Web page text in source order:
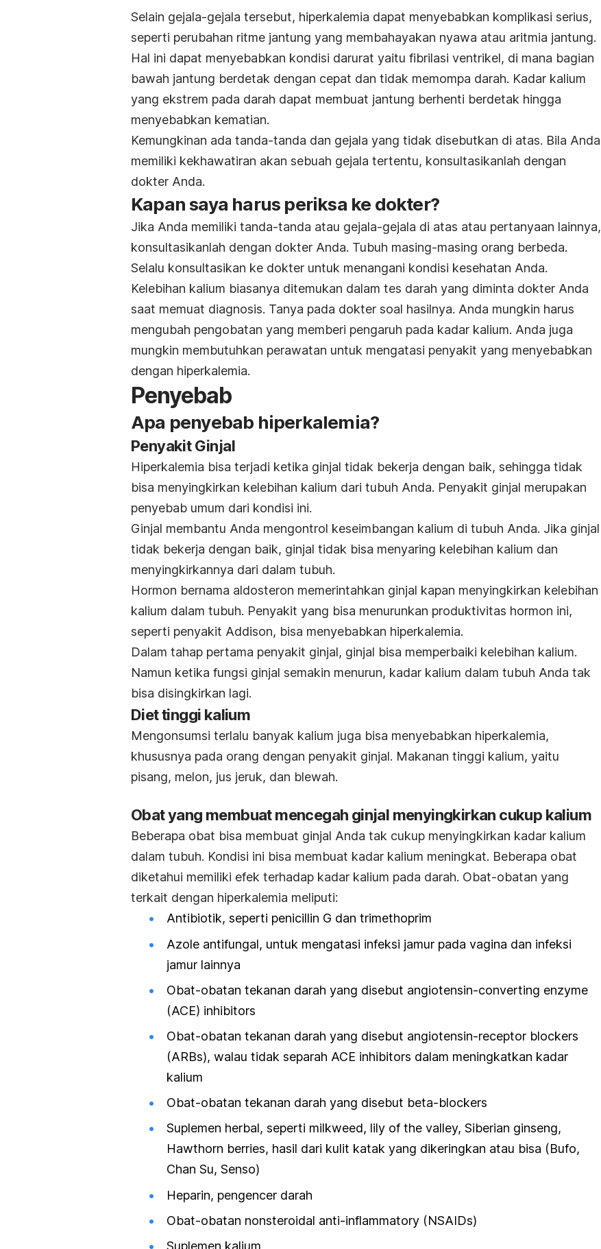
Selain gejala-gejala tersebut, hiperkalemia dapat menyebabkan komplikasi serius,
seperti perubahan ritme jantung yang membahayakan nyawa atau aritmia jantung.
Hal ini dapat menyebabkan kondisi darurat yaitu fibrilasi ventrikel, di mana bagian
bawah jantung berdetak dengan cepat dan tidak memompa darah. Kadar kalium
yang ekstrem pada darah dapat membuat jantung berhenti berdetak hingga
menyebabkan kematian.
Kemungkinan ada tanda-tanda dan gejala yang tidak disebutkan di atas. Bila Anda
memiliki kekhawatiran akan sebuah gejala tertentu, konsultasikanlah dengan
dokter Anda.
Kapan saya harus periksa ke dokter?
Jika Anda memiliki tanda-tanda atau gejala-gejala di atas atau pertanyaan lainnya,
konsultasikanlah dengan dokter Anda. Tubuh masing-masing orang berbeda.
Selalu konsultasikan ke dokter untuk menangani kondisi kesehatan Anda.
Kelebihan kalium biasanya ditemukan dalam tes darah yang diminta dokter Anda
saat memuat diagnosis. Tanya pada dokter soal hasilnya. Anda mungkin harus
mengubah pengobatan yang memberi pengaruh pada kadar kalium. Anda juga
mungkin membutuhkan perawatan untuk mengatasi penyakit yang menyebabkan
dengan hiperkalemia.
Penyebab
Apa penyebab hiperkalemia?
Penyakit Ginjal
Hiperkalemia bisa terjadi ketika ginjal tidak bekerja dengan baik, sehingga tidak
bisa menyingkirkan kelebihan kalium dari tubuh Anda. Penyakit ginjal merupakan
penyebab umum dari kondisi ini.
Ginjal membantu Anda mengontrol keseimbangan kalium di tubuh Anda. Jika ginjal
tidak bekerja dengan baik, ginjal tidak bisa menyaring kelebihan kalium dan
menyingkirkannya dari dalam tubuh.
Hormon bernama aldosteron memerintahkan ginjal kapan menyingkirkan kelebihan
kalium dalam tubuh. Penyakit yang bisa menurunkan produktivitas hormon ini,
seperti penyakit Addison, bisa menyebabkan hiperkalemia.
Dalam tahap pertama penyakit ginjal, ginjal bisa memperbaiki kelebihan kalium.
Namun ketika fungsi ginjal semakin menurun, kadar kalium dalam tubuh Anda tak
bisa disingkirkan lagi.
Diet tinggi kalium
Mengonsumsi terlalu banyak kalium juga bisa menyebabkan hiperkalemia,
khususnya pada orang dengan penyakit ginjal. Makanan tinggi kalium, yaitu
pisang, melon, jus jeruk, dan blewah.
Obat yang membuat mencegah ginjal menyingkirkan cukup kalium
Beberapa obat bisa membuat ginjal Anda tak cukup menyingkirkan kadar kalium
dalam tubuh. Kondisi ini bisa membuat kadar kalium meningkat. Beberapa obat
diketahui memiliki efek terhadap kadar kalium pada darah. Obat-obatan yang
terkait dengan hiperkalemia meliputi:
Antibiotik, seperti penicillin G dan trimethoprim
Azole antifungal, untuk mengatasi infeksi jamur pada vagina dan infeksi
jamur lainnya
Obat-obatan tekanan darah yang disebut angiotensin-converting enzyme
(ACE) inhibitors
Obat-obatan tekanan darah yang disebut angiotensin-receptor blockers
(ARBs), walau tidak separah ACE inhibitors dalam meningkatkan kadar
kalium
Obat-obatan tekanan darah yang disebut beta-blockers
Suplemen herbal, seperti milkweed, lily of the valley, Siberian ginseng,
Hawthorn berries, hasil dari kulit katak yang dikeringkan atau bisa (Bufo,
Chan Su, Senso)
Heparin, pengencer darah
Obat-obatan nonsteroidal anti-inflammatory (NSAIDs)
Suplemen kalium